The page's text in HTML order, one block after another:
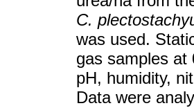
C.
was used.
gas samples at
pH, humidity,
Data were